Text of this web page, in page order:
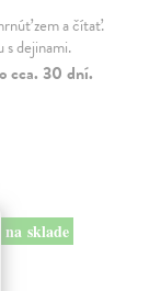
zem a čítať.
s dejinami.
cca. 30 dní.
na sklade